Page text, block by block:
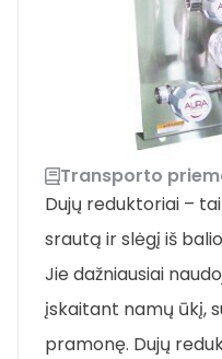
Transporto
Dujų reduktoriai –
srautą ir slėgį iš
Jie dažniausiai
įskaitant namų ūkį,
pramonę. Dujų